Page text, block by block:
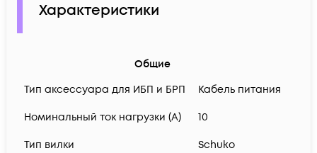
Характеристики
Общие
Тип аксессуара для ИБП и БРП
Кабель питания
Номинальный ток нагрузки (А) 10
Тип вилки Schuko